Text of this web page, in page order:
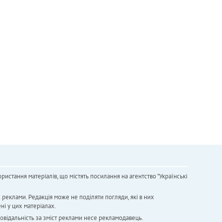
матеріалів, що містять посилання на агентство "Українськi
Редакція може не поділяти погляди, які в них
у цих матеріалах.
за зміст реклами несе рекламодавець.